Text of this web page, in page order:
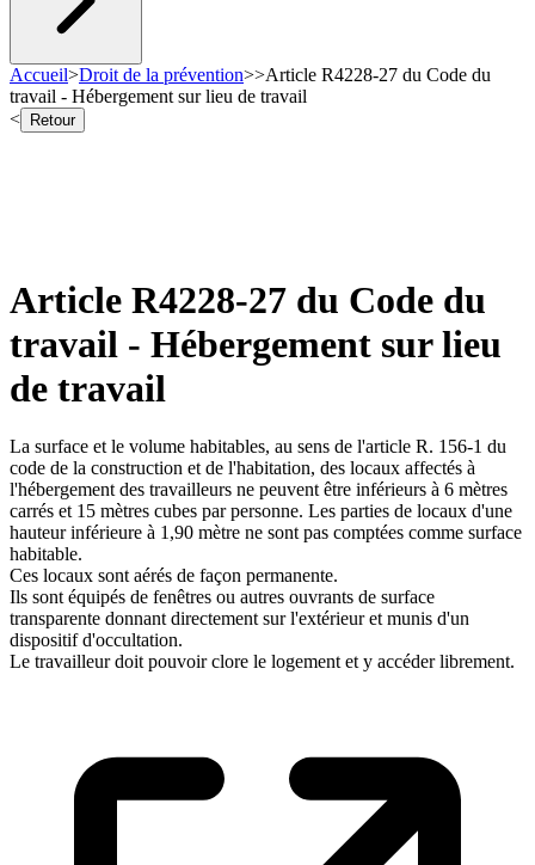
Accueil>Droit de la prévention>>Article R4228-27 du Code du
travail - Hébergement sur lieu de travail
<
Retour
Article R4228-27 du Code du
travail - Hébergement sur lieu
de travail
La surface et le volume habitables, au sens de l'article R. 156-1 du
code de la construction et de l'habitation, des locaux affectés à
l'hébergement des travailleurs ne peuvent être inférieurs à 6 mètres
carrés et 15 mètres cubes par personne. Les parties de locaux d'une
hauteur inférieure à 1,90 mètre ne sont pas comptées comme surface
habitable.
Ces locaux sont aérés de façon permanente.
Ils sont équipés de fenêtres ou autres ouvrants de surface
transparente donnant directement sur l'extérieur et munis d'un
dispositif d'occultation.
Le travailleur doit pouvoir clore le logement et y accéder librement.